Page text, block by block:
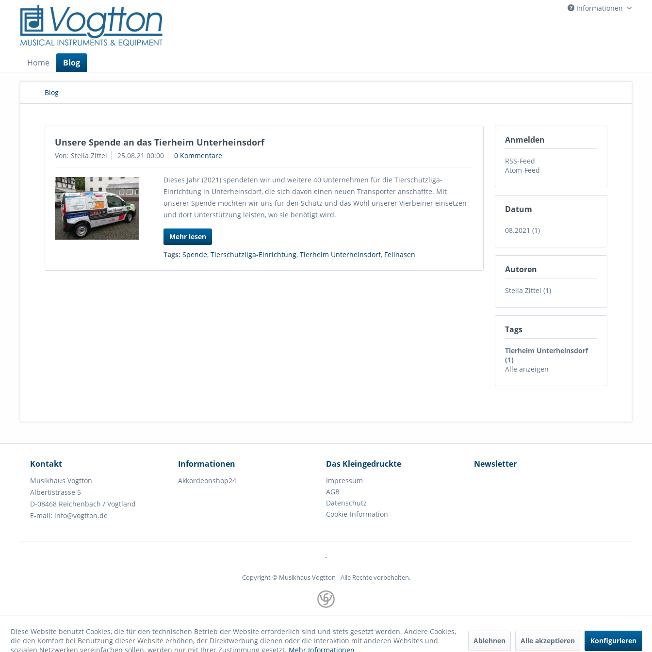
Informationen
Home Blog
Blog
Anmelden
RSS-Feed
Atom-Feed
Datum
08.2021 (1)
Autoren
Stella Zittel (1)
Tags
Tierheim Unterheinsdorf
(1)
Alle anzeigen
Unsere Spende an das Tierheim Unterheinsdorf
Von: Stella Zittel 25.08.21 00:00 0 Kommentare
Dieses Jahr (2021) spendeten wir und weitere 40 Unternehmen für die Tierschutzliga-
Einrichtung in Unterheinsdorf, die sich davon einen neuen Transporter anschaffte. Mit
unserer Spende möchten wir uns für den Schutz und das Wohl unserer Vierbeiner einsetzen
und dort Unterstützung leisten, wo sie benötigt wird.
Mehr lesen
Tags: Spende,Tierschutzliga-Einrichtung,Tierheim Unterheinsdorf, Fellnasen
Kontakt
Musikhaus Vogtton
Albertistrasse 5
D-08468 Reichenbach / Vogtland
E-mail: info@vogtton.de
Informationen
Akkordeonshop24
Das Kleingedruckte
Impressum
AGB
Datenschutz
Cookie-Information
Newsletter
-
Copyright © Musikhaus Vogtton - Alle Rechte vorbehalten.
Diese Website benutzt Cookies, die für den technischen Betrieb der Website erforderlich sind und stets gesetzt werden. Andere Cookies,
die den Komfort bei Benutzung dieser Website erhöhen, der Direktwerbung dienen oder die Interaktion mit anderen Websites und
sozialen Netzwerken vereinfachen sollen, werden nur mit Ihrer Zustimmung gesetzt. Mehr Informationen
Ablehnen Alle akzeptieren Konfigurieren